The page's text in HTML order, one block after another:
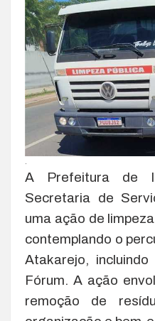
.
A Prefeitura de
Secretaria de
uma ação de
contemplando o
Atakarejo,
Fórum. A ação
remoção de